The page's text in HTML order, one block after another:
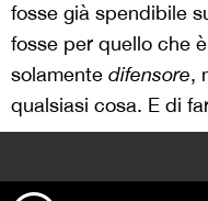
fosse già spendibile
fosse per quello che
solamente difensore,
qualsiasi cosa. E di